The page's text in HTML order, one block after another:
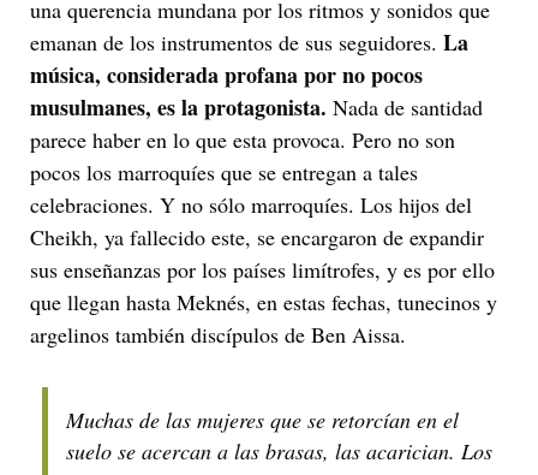
una querencia mundana por los ritmos y sonidos que
emanan de los instrumentos de sus seguidores. La
música, considerada profana por no pocos
musulmanes, es la protagonista. Nada de santidad
parece haber en lo que esta provoca. Pero no son
pocos los marroquíes que se entregan a tales
celebraciones. Y no sólo marroquíes. Los hijos del
Cheikh, ya fallecido este, se encargaron de expandir
sus enseñanzas por los países limítrofes, y es por ello
que llegan hasta Meknés, en estas fechas, tunecinos y
argelinos también discípulos de Ben Aissa.
Muchas de las mujeres que se retorcían en el
suelo se acercan a las brasas, las acarician. Los